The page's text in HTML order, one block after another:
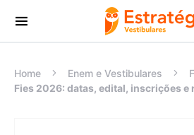
Procurar:
Home Enem e Vestibulares
Fies 2026: datas, edital, inscrições e